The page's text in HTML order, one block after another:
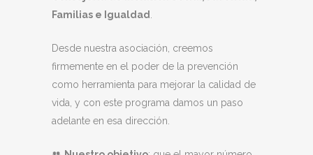
Familias e Igualdad.
Desde nuestra asociación, creemos
firmemente en el poder de la prevención
como herramienta para mejorar la calidad de
vida, y con este programa damos un paso
adelante en esa dirección.